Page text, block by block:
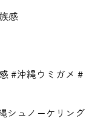
感
#沖縄ウミガメ #
シュノーケリング